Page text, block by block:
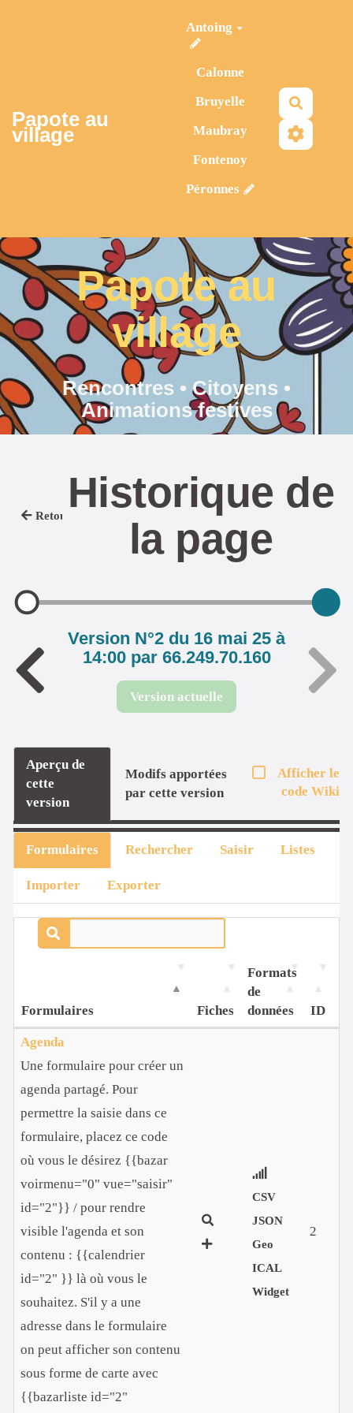
Papote au
village
Antoing
Calonne
Bruyelle
Maubray
Fontenoy
Péronnes
Papote au
village
Rencontres • Citoyens •
Animations festives
Retour Historique de
la page
Version N°2 du 16 mai 25 à
14:00 par 66.249.70.160
Version actuelle
Aperçu de
cette
version
Modifs apportées
par cette version
Afficher le
code Wiki